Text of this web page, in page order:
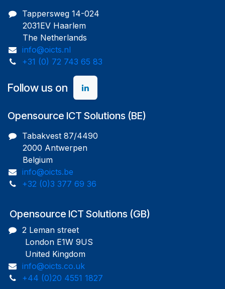
Tappersweg 14-024
2031EV Haarlem
The Netherlands
info@oicts.nl
+31 (0) 72 743 65 83
Follow us on
Opensource ICT Solutions (BE)
Tabakvest 87/4490
2000 Antwerpen
Belgium
info@oicts.be
+32 (0)3 377 69 36
Opensource ICT Solutions (GB)
2 Leman street
London E1W 9US
United Kingdom
info@oicts.co.uk
+44 (0)20 4551 1827